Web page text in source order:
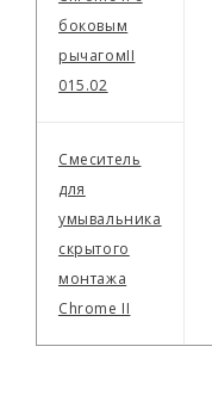
боковым
рычагомII
015.02
Смеситель
для
умывальника
скрытого
монтажа
Chrome II